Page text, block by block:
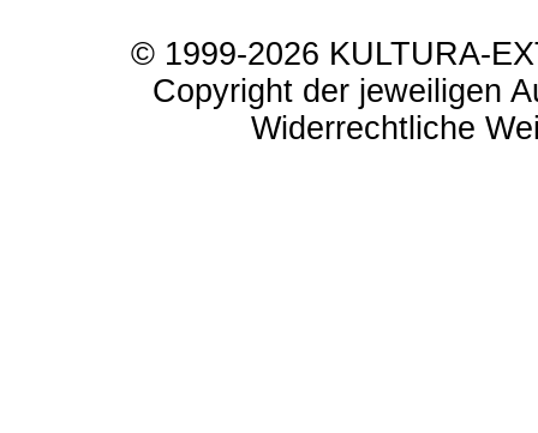
© 1999-2026 KULTURA-
Copyright der jeweiligen
Widerrechtliche